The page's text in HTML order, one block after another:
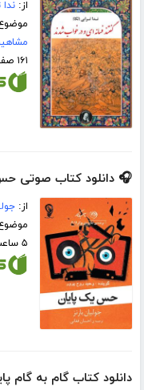
از:ندا
۱۶۱ صفحه
🎧 دانلود کتاب صوتی
از:
۵ ساعت و ۴۶ دقیقه
دانلود کتاب گام به گام